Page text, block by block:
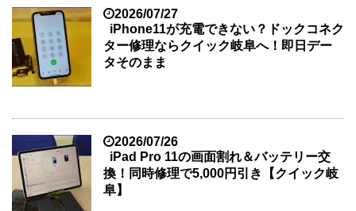
2026/07/27
iPhone11が充電できない？ドックコネク
ター修理ならクイック岐阜へ！即日デー
タそのまま
2026/07/26
iPad Pro 11の画面割れ＆バッテリー交
換！同時修理で5,000円引き【クイック岐
阜】